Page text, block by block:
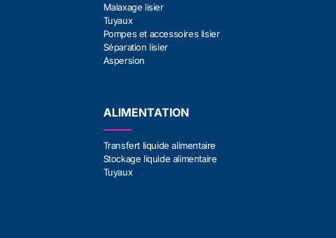
Malaxage lisier
Tuyaux
Pompes et accessoires lisier
Séparation lisier
Aspersion
ALIMENTATION
Transfert liquide alimentaire
Stockage liquide alimentaire
Tuyaux